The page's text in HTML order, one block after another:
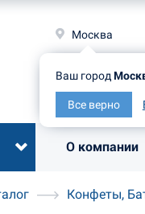
Москва
Ваш город
Все верно
О компании
Конфеты,